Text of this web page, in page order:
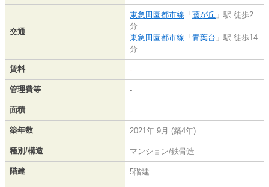
交通
東急田園都市線 「 藤が丘 」駅 徒歩2
分
東急田園都市線 「 青葉台 」駅 徒歩14
分
賃料 -
管理費等 -
面積 -
築年数 2021年 9月 (築4年)
種別/構造 マンション/鉄骨造
階建 5階建